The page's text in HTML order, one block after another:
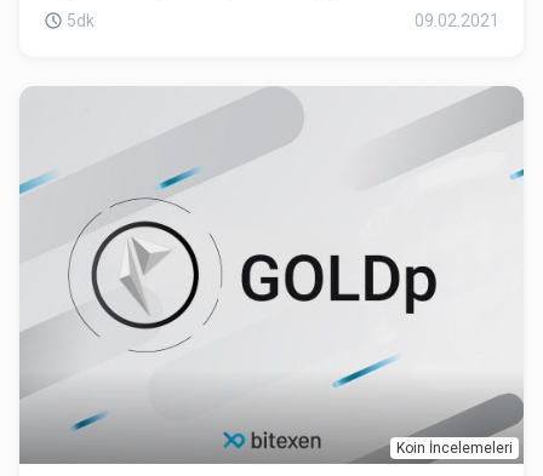
trafiğinin büyük bölümünü video paylaşım ve yayın
platformların ortaya çıkmasını neden olmaktadır. Theta
Network iki bölümden oluşur. Bu bölümlerden ilki video
yayınlarının dağıtımının gerçekleştiği ağdır. Ağdaki
doğrulayıcılar bu ağa katılmakta ve bant genişliğine katkıda
bulunmaktadır. İkinci bölüm ise Theta Blokzinciridir.
5dk 09.02.2021
Koin İncelemeleri